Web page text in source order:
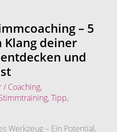
– 5
Klang deiner
und
/ Coaching,
,Tipp,
Werkzeug – Ein Potential,